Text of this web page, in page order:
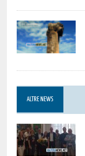
ALTRE NEWS